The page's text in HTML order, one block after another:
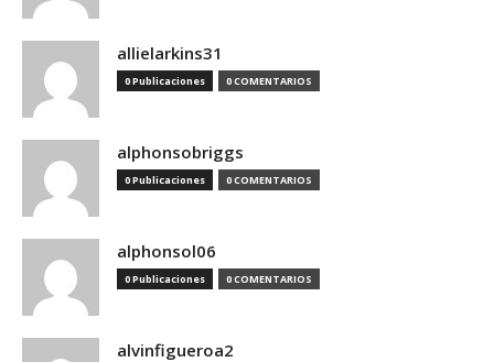
allielarkins31
0 Publicaciones 0 COMENTARIOS
alphonsobriggs
0 Publicaciones 0 COMENTARIOS
alphonsol06
0 Publicaciones 0 COMENTARIOS
alvinfigueroa2